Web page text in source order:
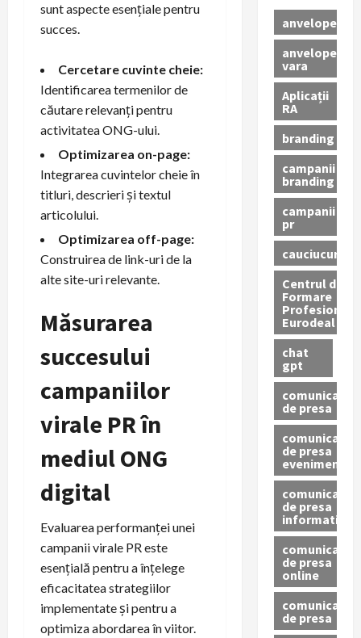
sunt aspecte esențiale pentru
succes.
Cercetare cuvinte cheie:
Identificarea termenilor de
căutare relevanți pentru
activitatea ONG-ului.
Optimizarea on-page:
Integrarea cuvintelor cheie în
titluri, descrieri și textul
articolului.
Optimizarea off-page:
Construirea de link-uri de la
alte site-uri relevante.
Măsurarea
succesului
campaniilor
virale PR în
mediul ONG
digital
Evaluarea performanței unei
campanii virale PR este
esențială pentru a înțelege
eficacitatea strategiilor
implementate și pentru a
optimiza abordarea în viitor.
anvelope
anvelope
vara
Aplicații
RA
branding
campanii
branding
campanii
pr
cauciucuri
Centrul de
Formare
Profesionala
Eurodeal
chat
gpt
comunicat
de presa
comunicat
de presa
eveniment
comunicat
de presa
informativ
comunicat
de presa
online
comunicate
de presa